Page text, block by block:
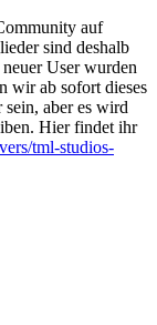
auf
sind deshalb
User wurden
wir ab sofort dieses
aber es wird
Hier findet ihr
tml-studios-